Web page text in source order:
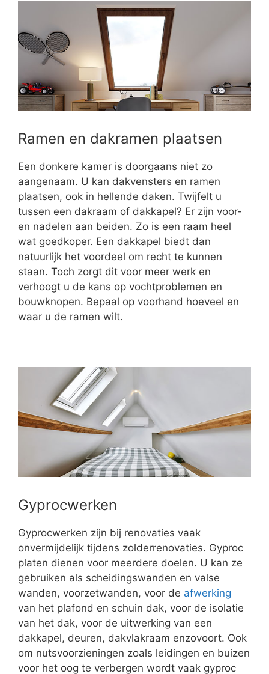
Ramen en dakramen plaatsen
Een donkere kamer is doorgaans niet zo
aangenaam. U kan dakvensters en ramen
plaatsen, ook in hellende daken. Twijfelt u
tussen een dakraam of dakkapel? Er zijn voor-
en nadelen aan beiden. Zo is een raam heel
wat goedkoper. Een dakkapel biedt dan
natuurlijk het voordeel om recht te kunnen
staan. Toch zorgt dit voor meer werk en
verhoogt u de kans op vochtproblemen en
bouwknopen. Bepaal op voorhand hoeveel en
waar u de ramen wilt.
Gyprocwerken
Gyprocwerken zijn bij renovaties vaak
onvermijdelijk tijdens zolderrenovaties. Gyproc
platen dienen voor meerdere doelen. U kan ze
gebruiken als scheidingswanden en valse
wanden, voorzetwanden, voor de afwerking
van het plafond en schuin dak, voor de isolatie
van het dak, voor de uitwerking van een
dakkapel, deuren, dakvlakraam enzovoort. Ook
om nutsvoorzieningen zoals leidingen en buizen
voor het oog te verbergen wordt vaak gyproc